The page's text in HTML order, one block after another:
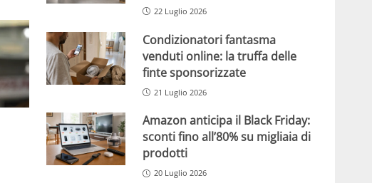
22 Luglio 2026
Condizionatori fantasma
venduti online: la truffa delle
finte sponsorizzate
21 Luglio 2026
Amazon anticipa il Black Friday:
sconti fino all’80% su migliaia di
prodotti
20 Luglio 2026